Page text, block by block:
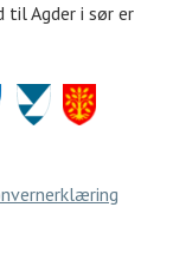
til Agder i sør er
RogalandVestland